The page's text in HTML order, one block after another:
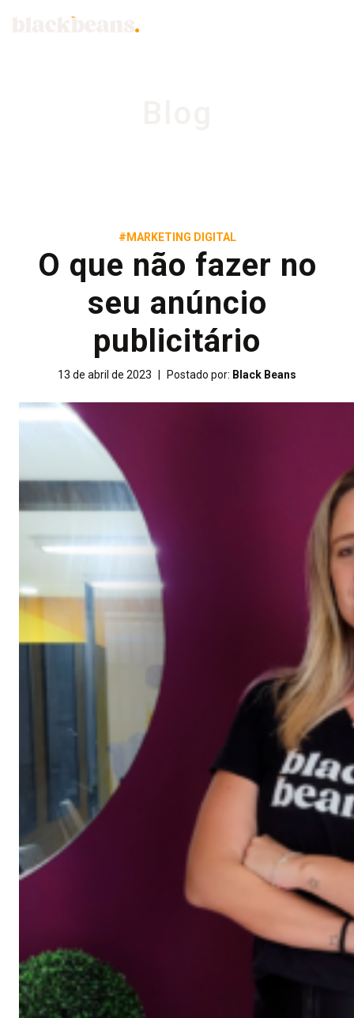
#MARKETING DIGITAL
O que não fazer no
seu anúncio
publicitário
13 de abril de 2023 Postado por: Black Beans